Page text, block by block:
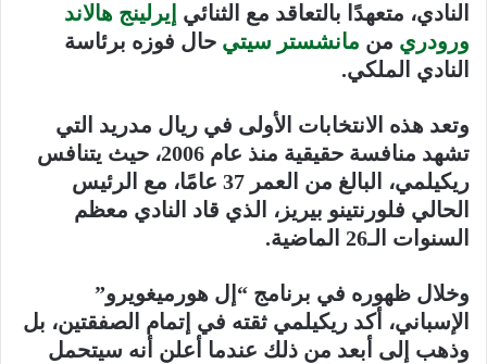
النادي، متعهدًا بالتعاقد مع الثنائي إيرلينج هالاند
ورودري من مانشستر سيتي حال فوزه برئاسة
النادي الملكي.
وتعد هذه الانتخابات الأولى في ريال مدريد التي
تشهد منافسة حقيقية منذ عام 2006، حيث يتنافس
ريكيلمي، البالغ من العمر 37 عامًا، مع الرئيس
الحالي فلورنتينو بيريز ، الذي قاد النادي معظم
السنوات الـ26 الماضية.
وخلال ظهوره في برنامج “إل هورميغويرو”
الإسباني، أكد ريكيلمي ثقته في إتمام الصفقتين، بل
وذهب إلى أبعد من ذلك عندما أعلن أنه سيتحمل